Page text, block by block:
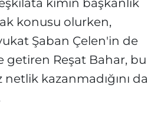
kimin başkanlık
konusu olurken,
Şaban Çelen'in de
getiren Reşat Bahar, bu
kazanmadığını da